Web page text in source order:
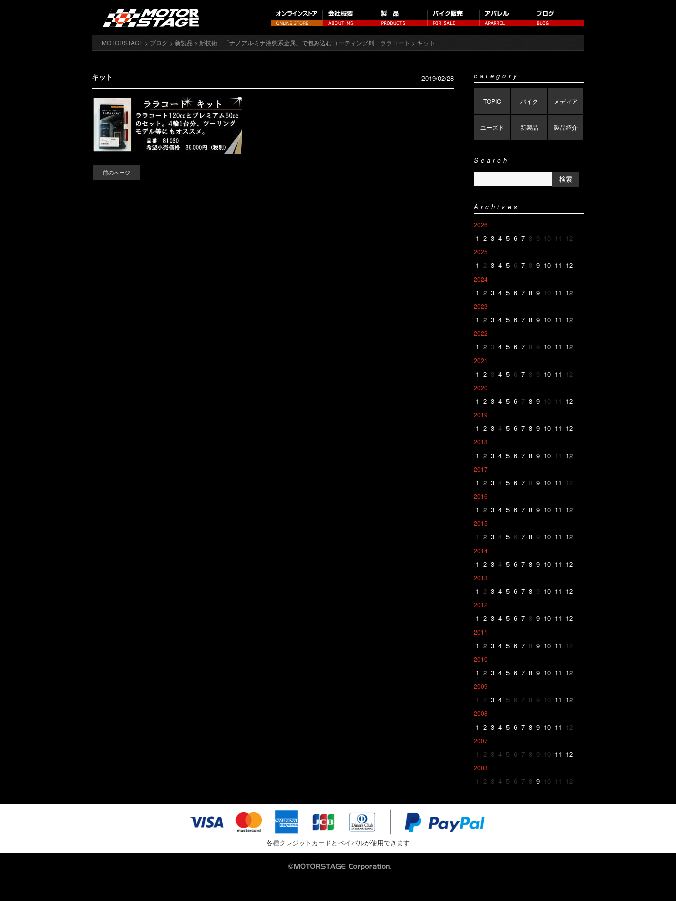
MOTORSTAGE > ブログ > 新製品 > 新技術 「ナノアルミナ液態系金属」で包み込むコーティング剤 ララコート > キット
キット 2019/02/28
前のページ
category
TOPIC バイク メディア
ユーズド 新製品 製品紹介
Search
Archives
2026
1 2 3 4 5 6 7 8 9 10 11 12
2025
1 2 3 4 5 6 7 8 9 10 11 12
2024
1 2 3 4 5 6 7 8 9 10 11 12
2023
1 2 3 4 5 6 7 8 9 10 11 12
2022
1 2 3 4 5 6 7 8 9 10 11 12
2021
1 2 3 4 5 6 7 8 9 10 11 12
2020
1 2 3 4 5 6 7 8 9 10 11 12
2019
1 2 3 4 5 6 7 8 9 10 11 12
2018
1 2 3 4 5 6 7 8 9 10 11 12
2017
1 2 3 4 5 6 7 8 9 10 11 12
2016
1 2 3 4 5 6 7 8 9 10 11 12
2015
1 2 3 4 5 6 7 8 9 10 11 12
2014
1 2 3 4 5 6 7 8 9 10 11 12
2013
1 2 3 4 5 6 7 8 9 10 11 12
2012
1 2 3 4 5 6 7 8 9 10 11 12
2011
1 2 3 4 5 6 7 8 9 10 11 12
2010
1 2 3 4 5 6 7 8 9 10 11 12
2009
1 2 3 4 5 6 7 8 9 10 11 12
2008
1 2 3 4 5 6 7 8 9 10 11 12
2007
1 2 3 4 5 6 7 8 9 10 11 12
2003
1 2 3 4 5 6 7 8 9 10 11 12
各種クレジットカードとペイパルが使用できます